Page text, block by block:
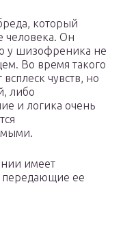
который
человека. Он
у шизофреника не
Во время такого
чувств, но
либо
и логика очень
имеет
передающие ее